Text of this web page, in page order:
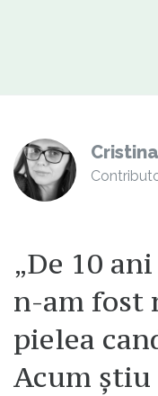
„De 10
n-am fost
pielea
Acum știu